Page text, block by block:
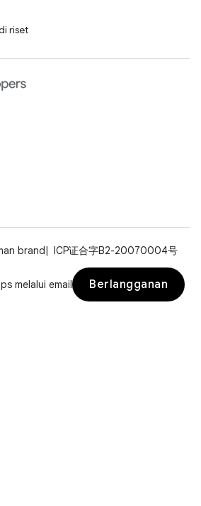
riset
brand
ICP证合字B2-20070004号
melalui email
Berlangganan